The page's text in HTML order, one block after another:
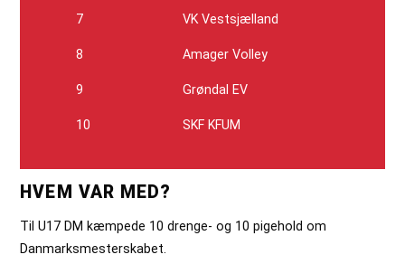
7 VK Vestsjælland
8 Amager Volley
9 Grøndal EV
10 SKF KFUM
HVEM VAR MED?
Til U17 DM kæmpede 10 drenge- og 10 pigehold om
Danmarksmesterskabet.